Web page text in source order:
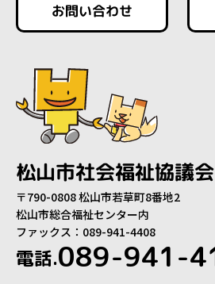
お問い合わせ
松山市社会福祉協議会
〒790-0808 松山市若草町8番地2
松山市総合福祉センター内
ファックス：089-941-4408
電話.089-941-